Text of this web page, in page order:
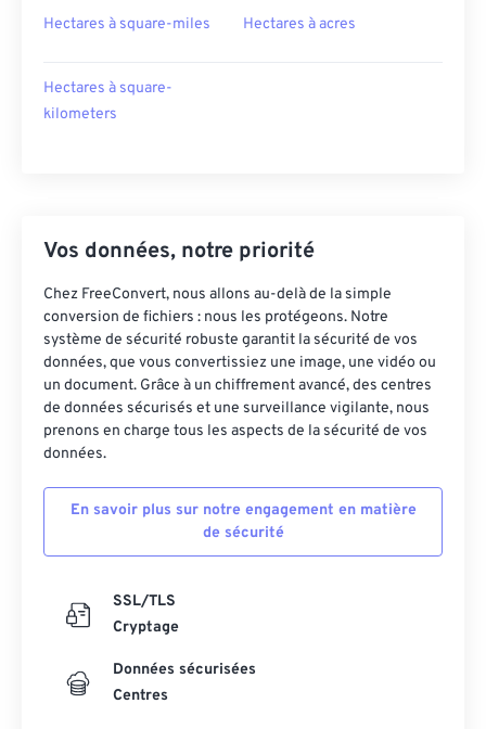
Hectares à square-miles Hectares à acres
Hectares à square-
kilometers
Vos données, notre priorité
Chez FreeConvert, nous allons au-delà de la simple
conversion de fichiers : nous les protégeons. Notre
système de sécurité robuste garantit la sécurité de vos
données, que vous convertissiez une image, une vidéo ou
un document. Grâce à un chiffrement avancé, des centres
de données sécurisés et une surveillance vigilante, nous
prenons en charge tous les aspects de la sécurité de vos
données.
En savoir plus sur notre engagement en matière
de sécurité
SSL/TLS
Cryptage
Données sécurisées
Centres